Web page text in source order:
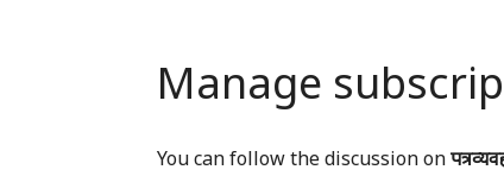
Manage
You can follow the discussion on